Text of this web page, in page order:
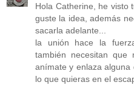
Hola Catherine, he visto
guste la idea, además
sacarla adelante...
la unión hace la
también necesitan que
anímate y enlaza alguna
lo que quieras en el